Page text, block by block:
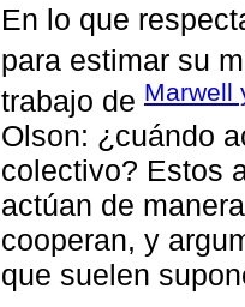
En lo que
para estimar su
trabajo de Marwell
Olson: ¿cuándo
colectivo? Estos
actúan de
cooperan, y
que suelen